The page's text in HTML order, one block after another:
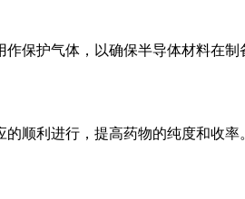
护气体，以确保半导体材料在制
利进行，提高药物的纯度和收率